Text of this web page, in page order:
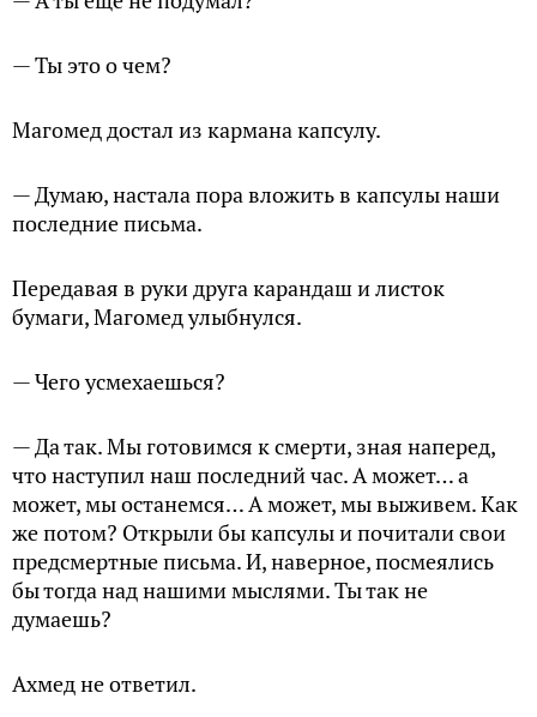
— Ты это о чем?
Магомед достал из кармана капсулу.
— Думаю, настала пора вложить в капсулы наши
последние письма.
Передавая в руки друга карандаш и листок
бумаги, Магомед улыбнулся.
— Чего усмехаешься?
— Да так. Мы готовимся к смерти, зная наперед,
что наступил наш последний час. А может… а
может, мы останемся… А может, мы выживем. Как
же потом? Открыли бы капсулы и почитали свои
предсмертные письма. И, наверное, посмеялись
бы тогда над нашими мыслями. Ты так не
думаешь?
Ахмед не ответил.